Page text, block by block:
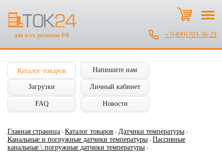
для всех регионов РФ +7(499)703-36-21
Каталог товаров Напишите нам
Загрузки Личный кабинет
FAQ Новости
Главная страница Каталог товаров
Датчики температуры
Канальные и погружные датчики температуры
Пассивные
канальные \ погружные датчики температуры